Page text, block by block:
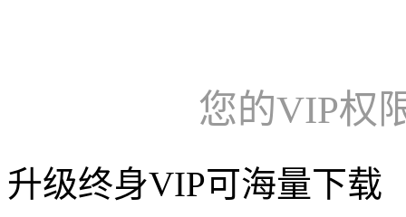
您的VIP权
升级终身VIP可海量下载